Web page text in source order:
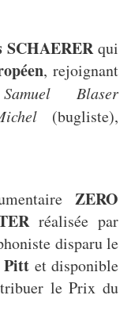
SCHAERERqui
, rejoignant
Samuel Blaser
(bugliste),
ZERO
réalisée par
disparu le
Pitt et disponible
le Prix du